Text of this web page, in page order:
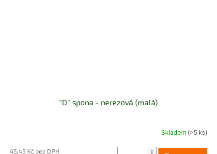
"D" spona - nerezová (malá)
Skladem(>5 ks)
45,45 Kč bez DPH